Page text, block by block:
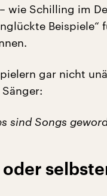
wie Schilling im
Beispiele“
gar nicht
sind Songs